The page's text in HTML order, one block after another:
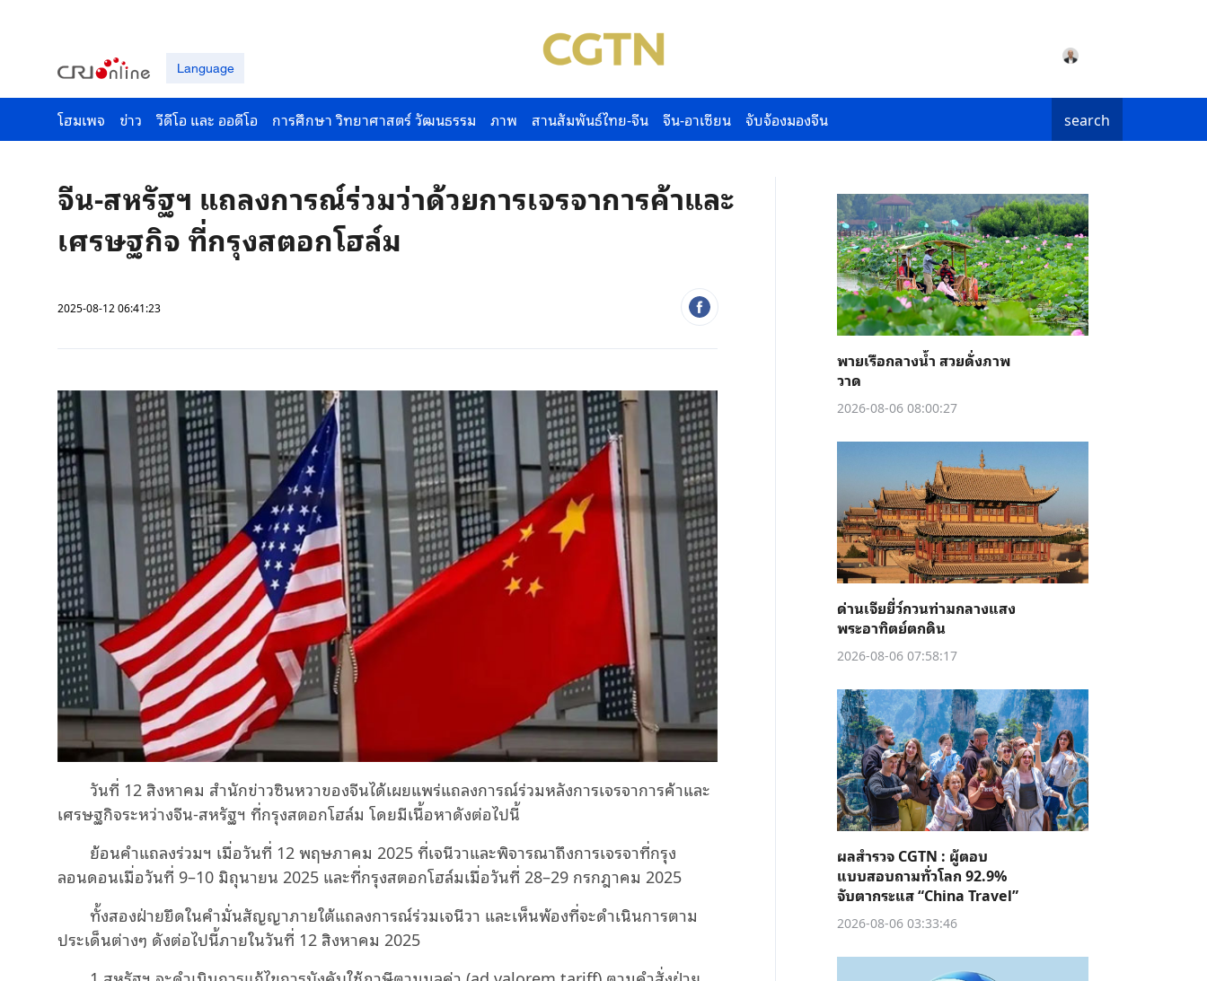
Language
โฮมเพจ ข่าว วีดีโอ และ ออดีโอ การศึกษา วิทยาศาสตร์ วัฒนธรรม ภาพ สานสัมพันธ์ไทย-จีน จีน-อาเซียน จับจ้องมองจีน search
จีน-สหรัฐฯ แถลงการณ์ร่วมว่าด้วยการเจรจาการค้าและ
เศรษฐกิจ ที่กรุงสตอกโฮล์ม
2025-08-12 06:41:23
วันที่ 12 สิงหาคม สำนักข่าวซินหวาของจีนได้เผยแพร่แถลงการณ์ร่วมหลังการเจรจาการค้าและ
เศรษฐกิจระหว่างจีน-สหรัฐฯ ที่กรุงสตอกโฮล์ม โดยมีเนื้อหาดังต่อไปนี้
ย้อนคำแถลงร่วมฯ เมื่อวันที่ 12 พฤษภาคม 2025 ที่เจนีวาและพิจารณาถึงการเจรจาที่กรุง
ลอนดอนเมื่อวันที่ 9–10 มิถุนายน 2025 และที่กรุงสตอกโฮล์มเมื่อวันที่ 28–29 กรกฎาคม 2025
ทั้งสองฝ่ายยึดในคำมั่นสัญญาภายใต้แถลงการณ์ร่วมเจนีวา และเห็นพ้องที่จะดำเนินการตาม
ประเด็นต่างๆ ดังต่อไปนี้ภายในวันที่ 12 สิงหาคม 2025
พายเรือกลางน้ำ สวยดั่งภาพ
วาด
2026-08-06 08:00:27
ด่านเจียยี่ว์กวนท่ามกลางแสง
พระอาทิตย์ตกดิน
2026-08-06 07:58:17
ผลสำรวจ CGTN : ผู้ตอบ
แบบสอบถามทั่วโลก 92.9%
จับตากระแส “China Travel”
2026-08-06 03:33:46